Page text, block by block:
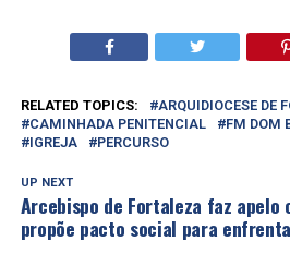
RELATED TOPICS:
ARQUIDIOCESE DE
CAMINHADA PENITENCIAL
FM DOM
IGREJA
PERCURSO
UP NEXT
Arcebispo de Fortaleza faz
propõe pacto social para